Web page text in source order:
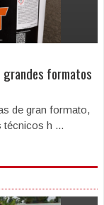
grandes formatos
de gran formato,
técnicos h ...